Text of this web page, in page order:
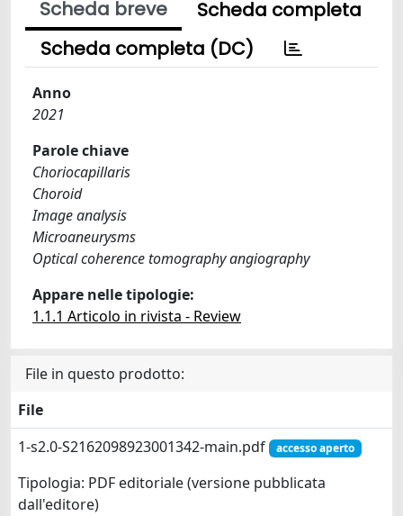
Scheda breve
Scheda completa
Scheda completa (DC)
Anno
2021
Parole chiave
Choriocapillaris
Choroid
Image analysis
Microaneurysms
Optical coherence tomography angiography
Appare nelle tipologie:
1.1.1 Articolo in rivista - Review
File in questo prodotto:
File
1-s2.0-S2162098923001342-main.pdf
accesso aperto
Tipologia: PDF editoriale (versione pubblicata
dall'editore)